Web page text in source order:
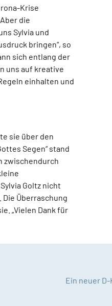
Krise
die
Sylvia und
bringen“, so
sich entlang der
uns auf kreative
einhalten und
sie über den
Segen“ stand
zwischendurch
Goltz nicht
Überraschung
„Vielen Dank für
Ein neuer